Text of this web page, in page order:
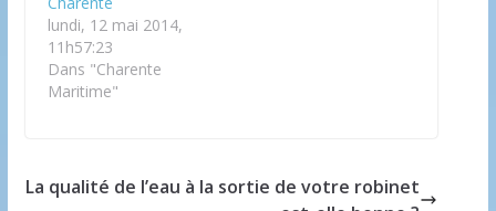
lundi, 12 mai 2014,
11h57:23
Dans "Charente
Maritime"
La qualité de l’eau à la sortie de votre robinet